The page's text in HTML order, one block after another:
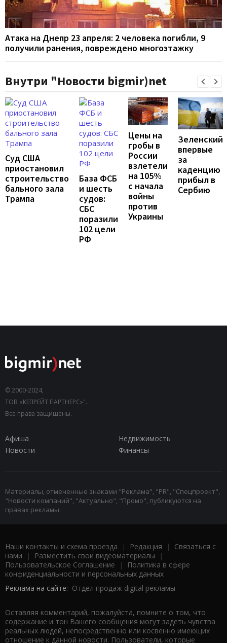
Атака на Днепр 23 апреля: 2 человека погибли, 9
получили ранения, повреждено многоэтажку
Внутри "Новости bigmir)net
Суд США
приостановил
строительство
бального зала
Трампа
База ФСБ
и шесть
судов:
СБС
поразили
102 цели
РФ
Цены на
гробы в
России
взлетели
на 105%
с начала
войны
против
Украины
Зеленский
впервые
за
каденцию
прибыл в
Сербию
© 2000-2024,
ТОВ «КЕПРЕЙТ ПАРТНЕРС»".
Все права защищены.
Афиша
Недвижимость
Новости
Финансы
Материалы, отмеченные знаками "Реклама", "PR", "Спецпроект",
"Новости компаний", "Актуально", "Промо", публикуются на
правах рекламы.
Наши контакты и схема проезда | Редакция | Связаться с
нами | Разместить свои видеоматериалы |
Пользовательское Соглашение |
Политика в сфере
конфиденциальности и персональных данных
Реклама на сайте: Отдел продаж digital рекламы
Оставляя комментарий, пожалуйста, помните о том, что
содержание и тон Вашего сообщения могут задеть чувства
реальных людей, непосредственно или косвенно имеющих
отношение к данной новости. Пользователи, которые